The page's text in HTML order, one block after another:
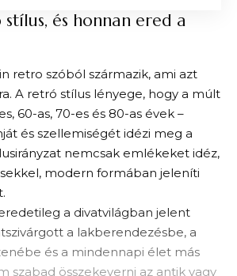
és honnan ered a
retro szóból származik, ami azt
A retró stílus lényege, hogy a múlt
60-as, 70-es és 80-as évek –
és szellemiségét idézi meg a
nemcsak emlékeket idéz,
modern formában jeleníti
a divatvilágban jelent
a lakberendezésbe, a
és a mindennapi élet más
szabad összekeverni az antik vagy